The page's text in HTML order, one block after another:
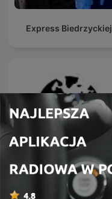
Express Biedrzyckiej
Dział Zagraniczny